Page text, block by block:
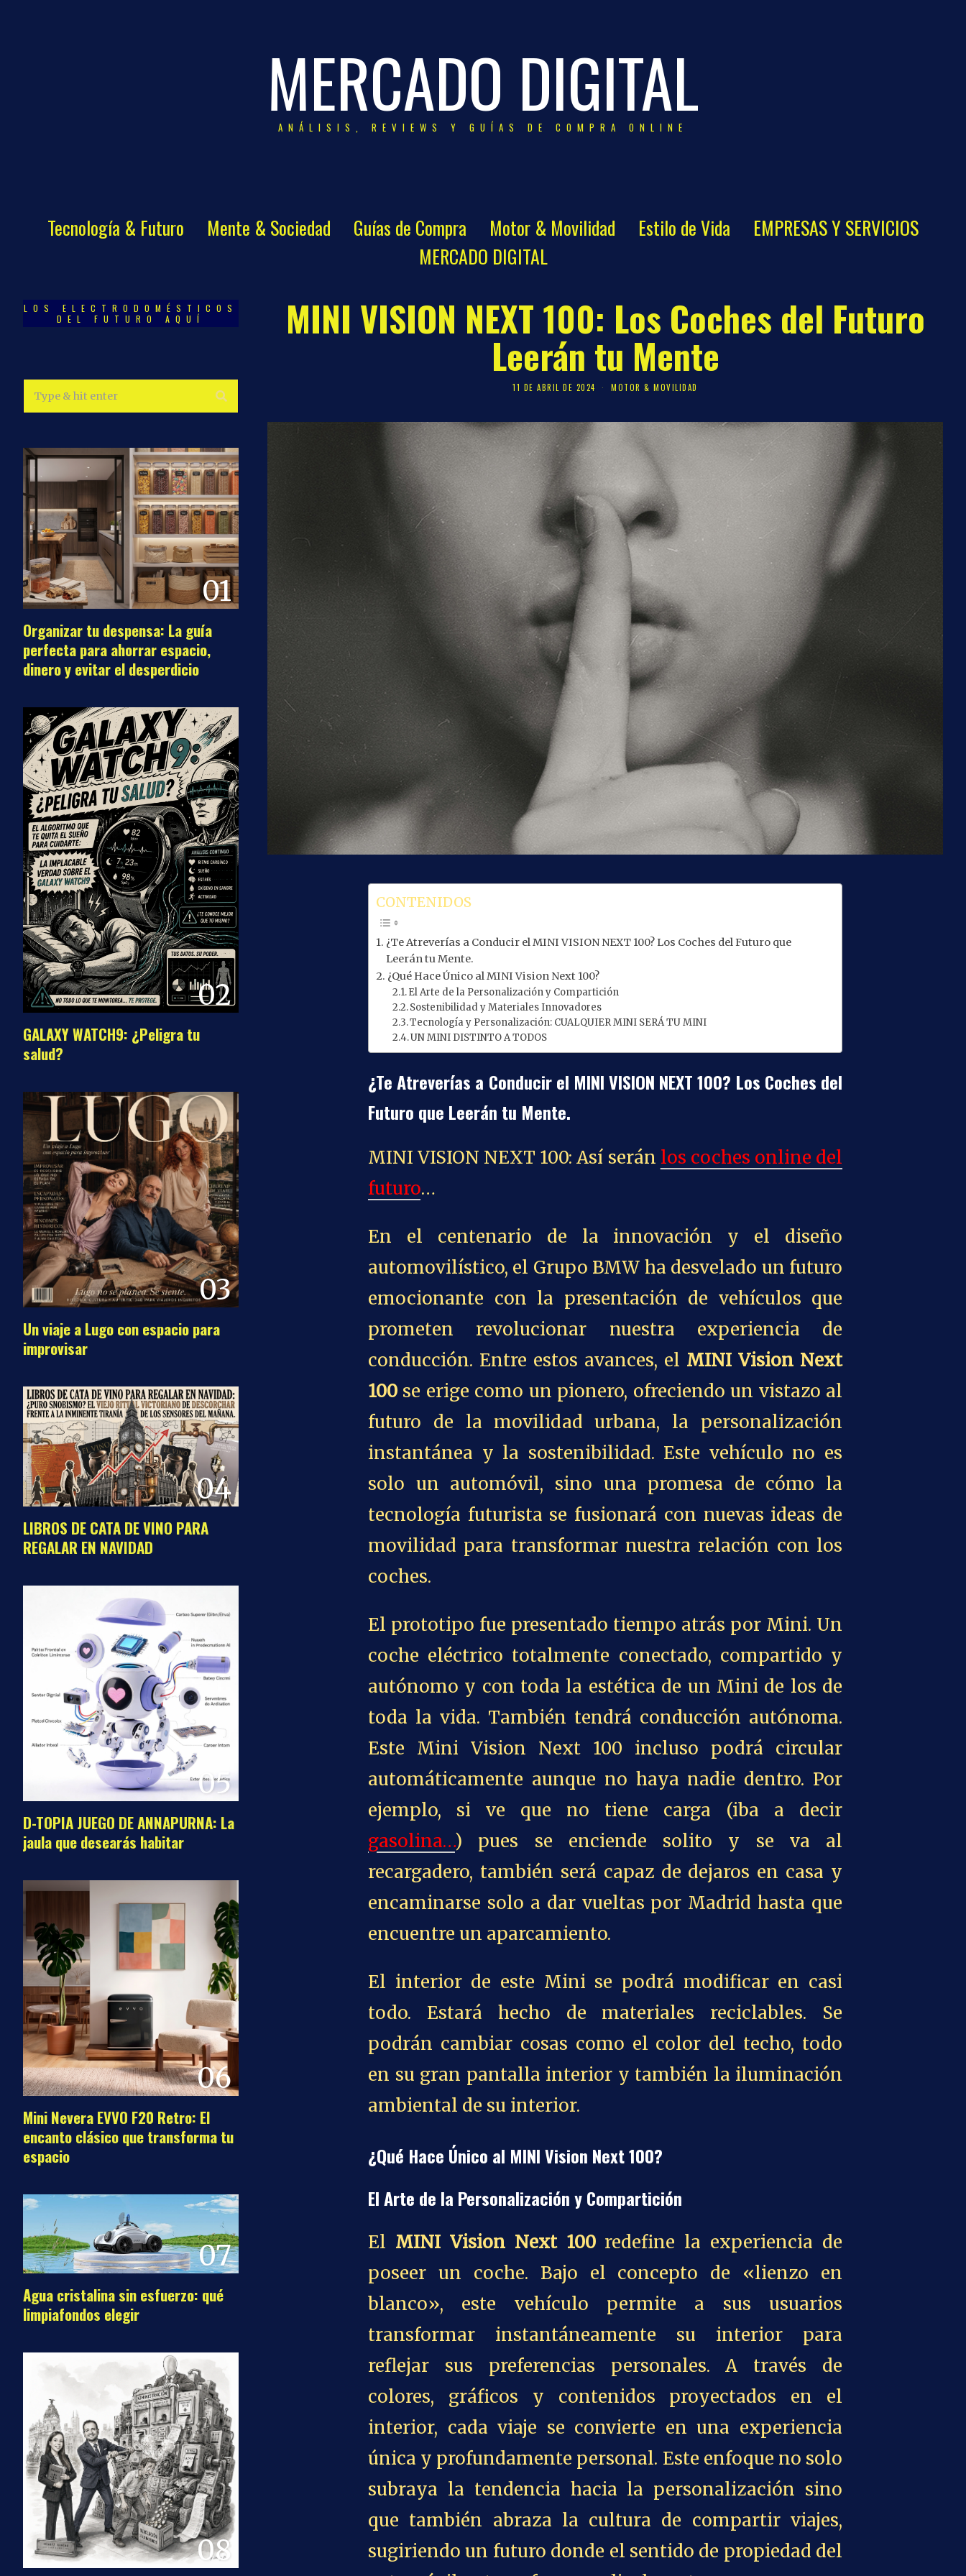
MERCADO DIGITAL
ANÁLISIS, REVIEWS Y GUÍAS DE COMPRA ONLINE
Tecnología & Futuro Mente & Sociedad Guías de Compra Motor & Movilidad Estilo de Vida
EMPRESAS Y SERVICIOS
MERCADO DIGITAL
MINI VISION NEXT 100: Los Coches del Futuro
Leerán tu Mente
11 DE ABRIL DE 2024 MOTOR & MOVILIDAD
CONTENIDOS
¿Te Atreverías a Conducir el MINI VISION NEXT 100? Los Coches del Futuro que
Leerán tu Mente.
¿Qué Hace Único al MINI Vision Next 100?
El Arte de la Personalización y Compartición
Sostenibilidad y Materiales Innovadores
Tecnología y Personalización: CUALQUIER MINI SERÁ TU MINI
UN MINI DISTINTO A TODOS
¿Te Atreverías a Conducir el MINI VISION NEXT 100? Los Coches del
Futuro que Leerán tu Mente.
MINI VISION NEXT 100: Así serán los coches online del
futuro…
En el centenario de la innovación y el diseño
automovilístico, el Grupo BMW ha desvelado un futuro
emocionante con la presentación de vehículos que
prometen revolucionar nuestra experiencia de
conducción. Entre estos avances, el MINI Vision Next
100 se erige como un pionero, ofreciendo un vistazo al
futuro de la movilidad urbana, la personalización
instantánea y la sostenibilidad. Este vehículo no es
solo un automóvil, sino una promesa de cómo la
tecnología futurista se fusionará con nuevas ideas de
movilidad para transformar nuestra relación con los
coches.
El prototipo fue presentado tiempo atrás por Mini. Un
coche eléctrico totalmente conectado, compartido y
autónomo y con toda la estética de un Mini de los de
toda la vida. También tendrá conducción autónoma.
Este Mini Vision Next 100 incluso podrá circular
automáticamente aunque no haya nadie dentro. Por
ejemplo, si ve que no tiene carga (iba a decir
gasolina…) pues se enciende solito y se va al
recargadero, también será capaz de dejaros en casa y
encaminarse solo a dar vueltas por Madrid hasta que
encuentre un aparcamiento.
El interior de este Mini se podrá modificar en casi
todo. Estará hecho de materiales reciclables. Se
podrán cambiar cosas como el color del techo, todo
en su gran pantalla interior y también la iluminación
ambiental de su interior.
¿Qué Hace Único al MINI Vision Next 100?
El Arte de la Personalización y Compartición
El MINI Vision Next 100redefine la experiencia de
poseer un coche. Bajo el concepto de «lienzo en
blanco», este vehículo permite a sus usuarios
transformar instantáneamente su interior para
reflejar sus preferencias personales. A través de
colores, gráficos y contenidos proyectados en el
interior, cada viaje se convierte en una experiencia
única y profundamente personal. Este enfoque no solo
subraya la tendencia hacia la personalización sino
que también abraza la cultura de compartir viajes,
sugiriendo un futuro donde el sentido de propiedad del
LOS ELECTRODOMÉSTICOS
DEL FUTURO AQUÍ
01
Organizar tu despensa: La guía
perfecta para ahorrar espacio,
dinero y evitar el desperdicio
02
GALAXY WATCH9: ¿Peligra tu
salud?
03
Un viaje a Lugo con espacio para
improvisar
04
LIBROS DE CATA DE VINO PARA
REGALAR EN NAVIDAD
05
D-TOPIA JUEGO DE ANNAPURNA: La
jaula que desearás habitar
06
Mini Nevera EVVO F20 Retro: El
encanto clásico que transforma tu
espacio
07
Agua cristalina sin esfuerzo: qué
limpiafondos elegir
08